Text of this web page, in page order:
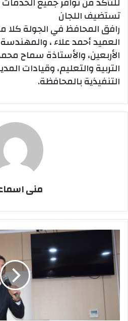
تستضيف اللجان
رافق المحافظ في الجولة
العميد أحمد علاء ،
الأربعين، والأستاذة سماح
التربية والتعليم، وقيادات
التنفيذية بالمحافظة.
منى
محافظ
السويس
يستقبل
وفد
كلية
آداب
أسيوط